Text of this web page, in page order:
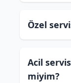
Özel
Acil
miyim?